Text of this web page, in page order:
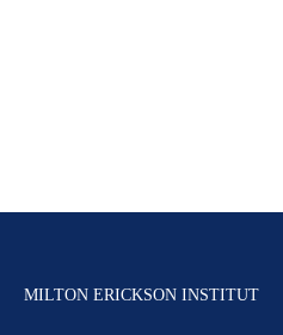
MILTON ERICKSON INSTITUT